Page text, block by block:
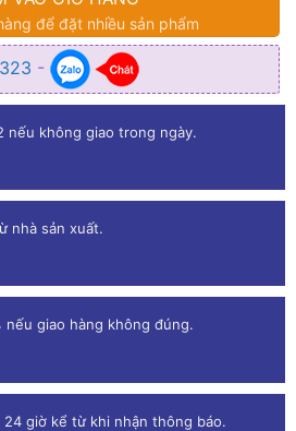
để đặt nhiều sản phẩm
-
nếu không giao trong ngày.
nhà sản xuất.
nếu giao hàng không đúng.
24 giờ kể từ khi nhận thông báo.